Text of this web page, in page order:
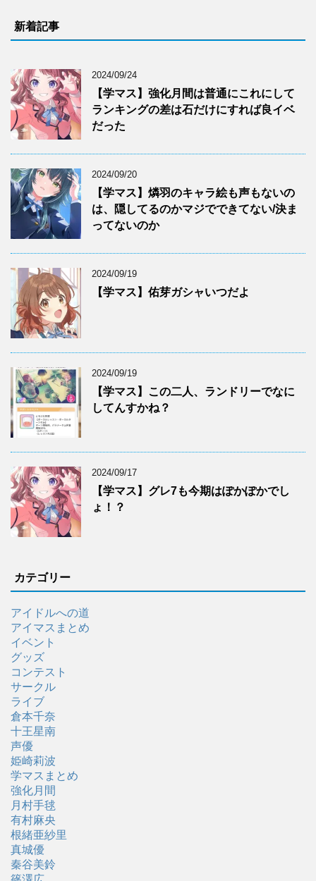
新着記事
2024/09/24
【学マス】強化月間は普通にこれにして
ランキングの差は石だけにすれば良イベ
だった
2024/09/20
【学マス】燐羽のキャラ絵も声もないの
は、隠してるのかマジでできてない/決ま
ってないのか
2024/09/19
【学マス】佑芽ガシャいつだよ
2024/09/19
【学マス】この二人、ランドリーでなに
してんすかね？
2024/09/17
【学マス】グレ7も今期はぽかぽかでし
ょ！？
カテゴリー
アイドルへの道
アイマスまとめ
イベント
グッズ
コンテスト
サークル
ライブ
倉本千奈
十王星南
声優
姫崎莉波
学マスまとめ
強化月間
月村手毬
有村麻央
根緒亜紗里
真城優
秦谷美鈴